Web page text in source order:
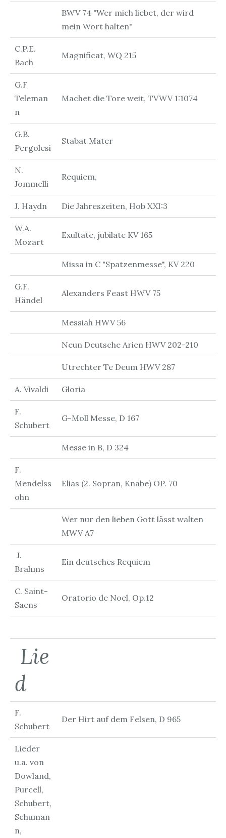
BWV 74 "Wer mich liebet, der wird
mein Wort halten"
C.P.E.
Bach
Magnificat, WQ 215
G.F
Teleman
n
Machet die Tore weit, TVWV 1:1074
G.B.
Pergolesi
Stabat Mater
N.
Jommelli
Requiem,
J. Haydn Die Jahreszeiten, Hob XXI:3
W.A.
Mozart
Exultate, jubilate KV 165
Missa in C "Spatzenmesse", KV 220
G.F.
Händel
Alexanders Feast HWV 75
Messiah HWV 56
Neun Deutsche Arien HWV 202-210
Utrechter Te Deum HWV 287
A. Vivaldi Gloria
F.
Schubert
G-Moll Messe, D 167
Messe in B, D 324
F.
Mendelss
ohn
Elias (2. Sopran, Knabe) OP. 70
Wer nur den lieben Gott lässt walten
MWV A7
J.
Brahms
Ein deutsches Requiem
C. Saint-
Saens
Oratorio de Noel, Op.12
Lie
d
F.
Schubert
Der Hirt auf dem Felsen, D 965
Lieder
u.a. von
Dowland,
Purcell,
Schubert,
Schuman
n,